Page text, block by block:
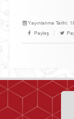
Yayınlanma Tarihi:
Paylaş